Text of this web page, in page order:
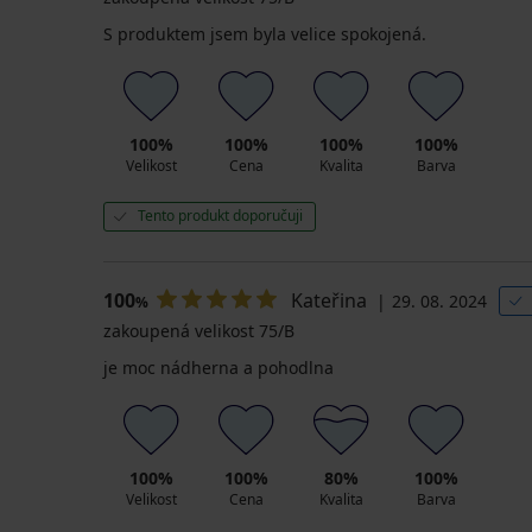
S produktem jsem byla velice spokojená.
100%
Velikost
100%
Cena
100%
Kvalita
100%
Barva
Tento produkt doporučuji
100% Kateřina 29. 08. 2024
zakoupená velikost 75/B
je moc nádherna a pohodlna
100%
Velikost
100%
Cena
80%
Kvalita
100%
Barva